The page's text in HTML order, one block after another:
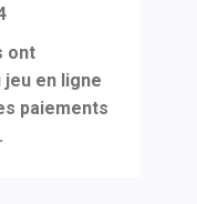
ont
jeu en ligne
paiements